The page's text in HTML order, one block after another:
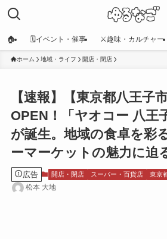
🏠 🗓️イベント・催事 ⚔️趣味・カルチャー
ホーム 地域・ライフ 開店・閉店
【速報】【東京都八王子
OPEN！「ヤオコー 八王
が誕生。地域の食卓を彩
ーマーケットの魅力に迫
広告 開店・閉店 スーパー・百貨店 東京
松本 大地